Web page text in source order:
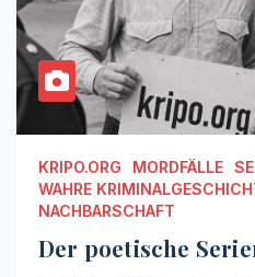
KRIPO.ORG MORDFÄLLE
WAHRE
NACHBARSCHAFT
Der poetische